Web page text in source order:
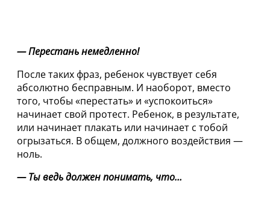
— Перестань немедленно!
После таких фраз, ребенок чувствует себя
абсолютно бесправным. И наоборот, вместо
того, чтобы «перестать» и «успокоиться»
начинает свой протест. Ребенок, в результате,
или начинает плакать или начинает с тобой
огрызаться. В общем, должного воздействия —
ноль.
— Ты ведь должен понимать, что…